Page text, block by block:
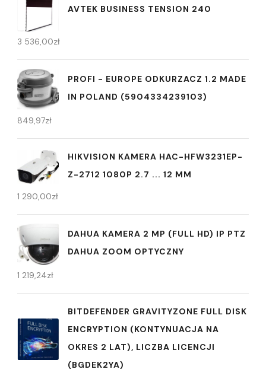
AVTEK BUSINESS TENSION 240
3 536,00zł
PROFI - EUROPE ODKURZACZ 1.2 MADE
IN POLAND (5904334239103)
849,97zł
HIKVISION KAMERA HAC-HFW3231EP-
Z-2712 1080P 2.7 ... 12 MM
1 290,00zł
DAHUA KAMERA 2 MP (FULL HD) IP PTZ
DAHUA ZOOM OPTYCZNY
1 219,24zł
BITDEFENDER GRAVITYZONE FULL DISK
ENCRYPTION (KONTYNUACJA NA
OKRES 2 LAT), LICZBA LICENCJI
(BGDEK2YA)